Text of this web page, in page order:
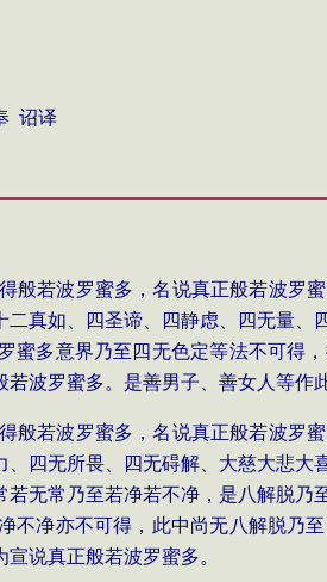
般若波罗蜜多，名说真正般若波罗
真如、四圣谛、四静虑、四无量
蜜多意界乃至四无色定等法不可得
波罗蜜多。是善男子、善女人等作
般若波罗蜜多，名说真正般若波罗
四无所畏、四无碍解、大慈大悲
无常乃至若净若不净，是八解脱
不净亦不可得，此中尚无八解脱乃
说真正般若波罗蜜多。